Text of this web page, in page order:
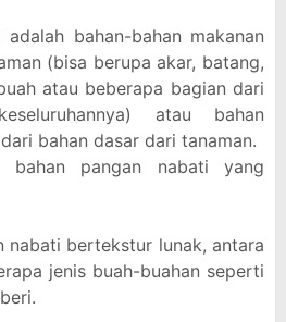
bahan-bahan makanan
(bisa berupa akar, batang,
atau beberapa bagian dari
atau bahan
bahan dasar dari tanaman.
bahan pangan nabati yang
nabati bertekstur lunak, antara
jenis buah-buahan seperti